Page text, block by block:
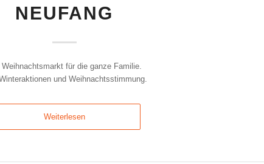
NEUFANG
für die ganze Familie.
und Weihnachtsstimmung.
Weiterlesen